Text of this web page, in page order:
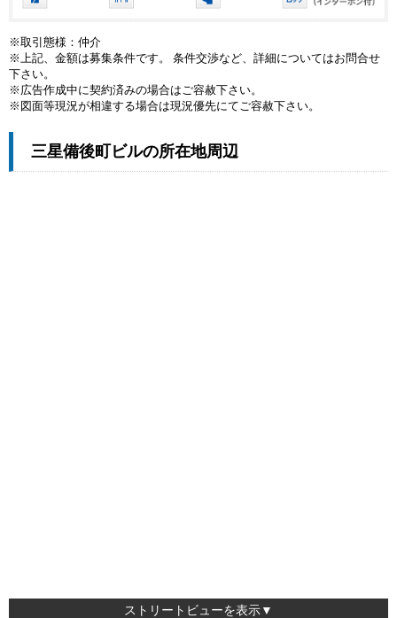
※取引態様：仲介
※上記、金額は募集条件です。 条件交渉など、詳細についてはお問合せ
下さい。
※広告作成中に契約済みの場合はご容赦下さい。
※図面等現況が相違する場合は現況優先にてご容赦下さい。
三星備後町ビルの所在地周辺
ストリートビューを表示▼